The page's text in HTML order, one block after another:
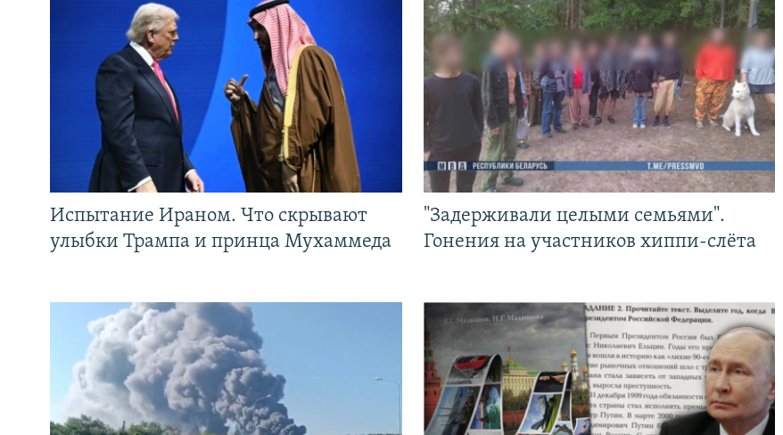
Испытание Ираном. Что скрывают
улыбки Трампа и принца Мухаммеда
"Задерживали целыми семьями".
Гонения на участников хиппи-слёта